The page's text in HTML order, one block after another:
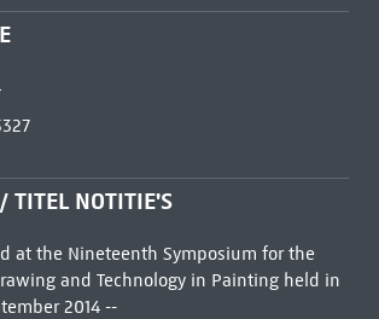
TITEL NOTITIE'S
at the Nineteenth Symposium for the
and Technology in Painting held in
2014 --